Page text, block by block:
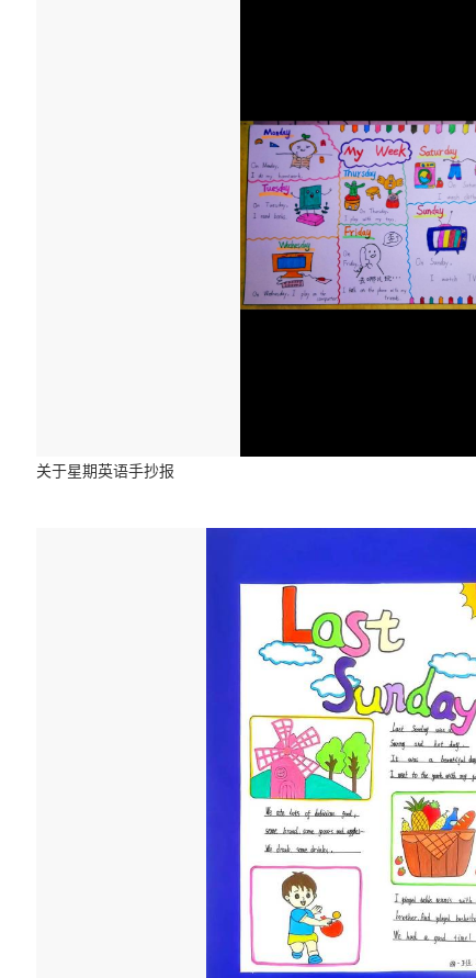
关于星期英语手抄报